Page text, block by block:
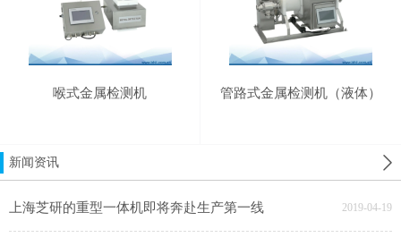
喉式金属检测机 管路式金属检测机（液体）
新闻资讯
上海芝研的重型一体机即将奔赴生产第一线 2019-04-19